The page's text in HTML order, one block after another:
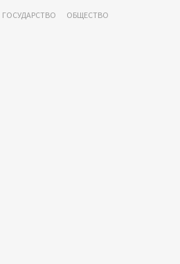
ГОСУДАРСТВО ОБЩЕСТВО